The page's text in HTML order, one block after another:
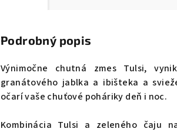
Podrobný popis
Výnimočne chutná zmes Tulsi,
granátového jablka a ibišteka a
očarí vaše chuťové poháriky deň i noc.
Kombinácia Tulsi a zeleného čaju